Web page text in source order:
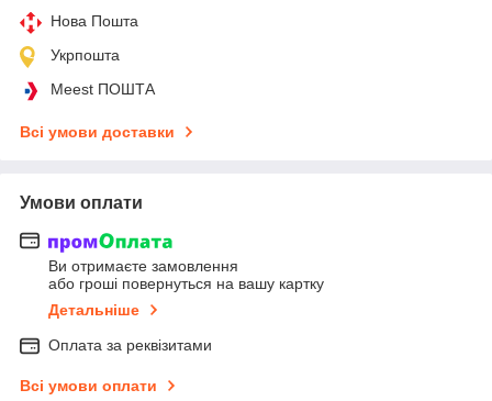
Нова Пошта
Укрпошта
Meest ПОШТА
Всі умови доставки
Умови оплати
Ви отримаєте замовлення
або гроші повернуться на вашу картку
Детальніше
Оплата за реквізитами
Всі умови оплати